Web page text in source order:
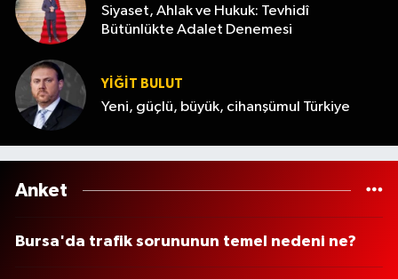
Siyaset, Ahlak ve Hukuk: Tevhidî
Bütünlükte Adalet Denemesi
YİĞİT BULUT
Yeni, güçlü, büyük, cihanşümul Türkiye
Anket
Bursa'da trafik sorununun temel nedeni ne?